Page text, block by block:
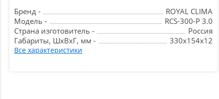
Бренд -
ROYAL CLIMA
Модель -
RCS-300-P 3.0
Страна изготовитель -
Россия
Габариты, ШxВxГ, мм -
330x154x12
Все характеристики